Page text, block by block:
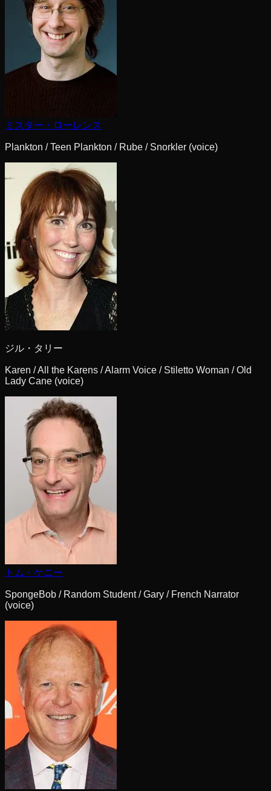
ミスター・ローレンス
Plankton / Teen Plankton / Rube / Snorkler (voice)
ジル・タリー
Karen / All the Karens / Alarm Voice / Stiletto Woman / Old
Lady Cane (voice)
トム・ケニー
SpongeBob / Random Student / Gary / French Narrator
(voice)